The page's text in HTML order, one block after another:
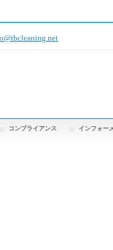
コンプライアンス インフォー